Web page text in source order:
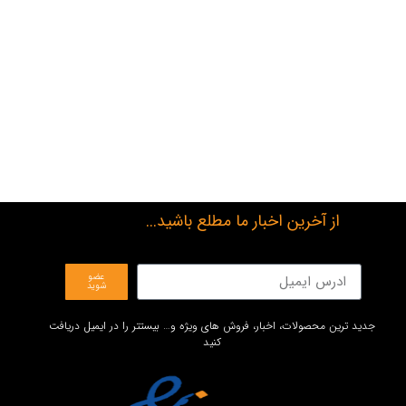
از آخرین اخبار ما مطلع باشید...
عضو
شوید
جدید ترین محصولات، اخبار، فروش های ویژه و… بیستتر را در ایمیل دریافت
کنید